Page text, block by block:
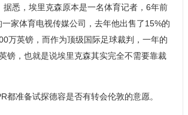
据悉，埃里克森原本是一名体育记者，6年前
一家体育电视传媒公司，去年他出售了15%的
万英镑，而作为顶级国际足球裁判，一年的
镑，也就是说埃里克森其实完全不需要靠裁
都准备试探德容是否有转会伦敦的意愿。